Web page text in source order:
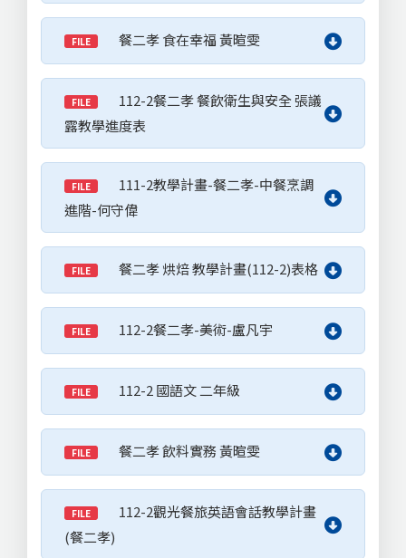
FILE 餐二孝 食在幸福 黃暄雯
FILE
112-2餐二孝 餐飲衛生與安全 張議
露教學進度表
FILE
111-2教學計畫-餐二孝-中餐烹調
進階-何守偉
FILE 餐二孝 烘焙 教學計畫(112-2)表格
FILE 112-2餐二孝-美術-盧凡宇
FILE 112-2 國語文 二年級
FILE 餐二孝 飲料實務 黃暄雯
FILE
112-2觀光餐旅英語會話教學計畫
(餐二孝)